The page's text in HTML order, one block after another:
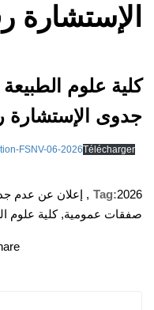
الإستشارة رقم
كلية علوم
جدوى الإستشارة رقم
FSNV-06-2026Télécharger
Tag:2026
, إعلان عن عدم
صفقات عمومية,كلية علوم